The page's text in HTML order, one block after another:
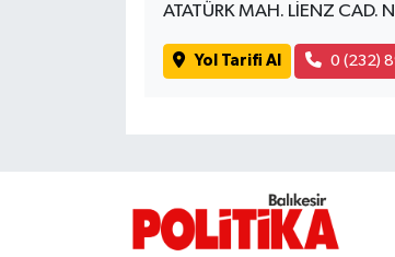
ATATÜRK MAH. LİENZ CAD.
Yol Tarifi Al 0 (232)